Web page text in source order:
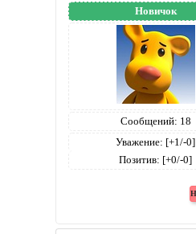
Новичок
Сообщений: 18
Уважение: [+1/-0]
Позитив: [+0/-0]